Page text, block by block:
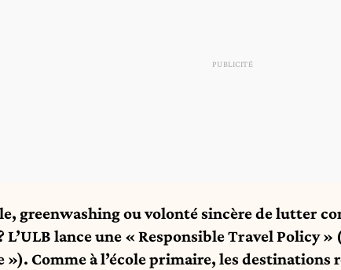
greenwashing ou volonté sincère de lutter
L’ULB lance une « Responsible Travel Policy »
»). Comme à l’école primaire, les destinations